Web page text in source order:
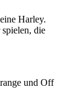
Harley.
die
und Off